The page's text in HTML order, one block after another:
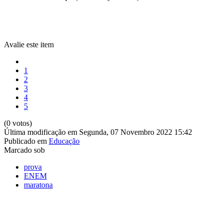
Avalie este item
1
2
3
4
5
(0 votos)
Última modificação em Segunda, 07 Novembro 2022 15:42
Publicado em Educação
Marcado sob
prova
ENEM
maratona